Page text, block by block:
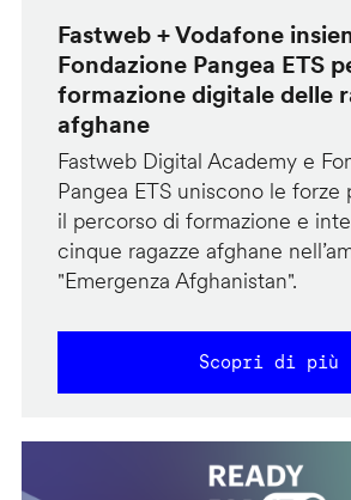
Fastweb + Vodafone
Fondazione Pangea ETS
formazione digitale delle
afghane
Fastweb Digital Academy e
Pangea ETS uniscono le forze
il percorso di formazione e
cinque ragazze afghane
"Emergenza Afghanistan".
Scopri di più